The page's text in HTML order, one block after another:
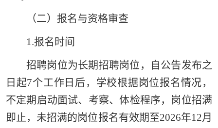
（二）报名与资格审查
1.报名时间
招聘岗位为长期招聘岗位，自公告发布之
日起7个工作日后，学校根据岗位报名情况，
不定期启动面试、考察、体检程序，岗位招满
即止，未招满的岗位报名有效期至2026年12月